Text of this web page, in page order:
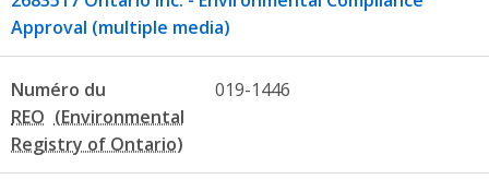
Approval (multiple media)
Numéro du
REO
019-1446